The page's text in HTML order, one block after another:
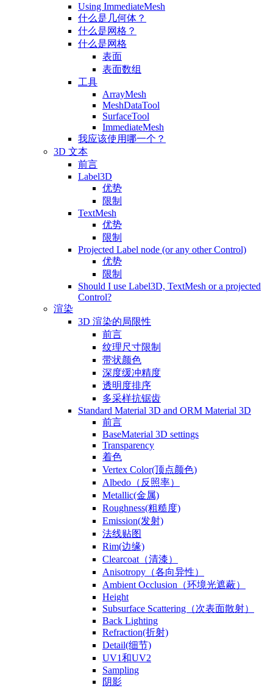
Using ImmediateMesh
什么是几何体？
什么是网格？
什么是网格
表面
表面数组
工具
ArrayMesh
MeshDataTool
SurfaceTool
ImmediateMesh
我应该使用哪一个？
3D 文本
前言
Label3D
优势
限制
TextMesh
优势
限制
Projected Label node (or any other Control)
优势
限制
Should I use Label3D, TextMesh or a projected
Control?
渲染
3D 渲染的局限性
前言
纹理尺寸限制
带状颜色
深度缓冲精度
透明度排序
多采样抗锯齿
Standard Material 3D and ORM Material 3D
前言
BaseMaterial 3D settings
Transparency
着色
Vertex Color(顶点颜色)
Albedo（反照率）
Metallic(金属)
Roughness(粗糙度)
Emission(发射)
法线贴图
Rim(边缘)
Clearcoat（清漆）
Anisotropy（各向异性）
Ambient Occlusion（环境光遮蔽）
Height
Subsurface Scattering（次表面散射）
Back Lighting
Refraction(折射)
Detail(细节)
UV1和UV2
Sampling
阴影